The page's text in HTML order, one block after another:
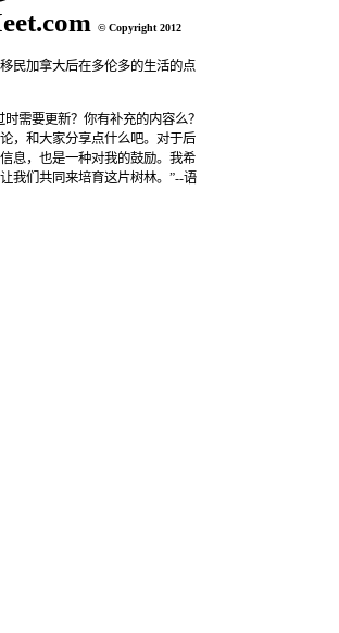
© Copyright 2012
民加拿大后在多伦多的生活的点
需要更新？你有补充的内容么？
，和大家分享点什么吧。对于后
息，也是一种对我的鼓励。我希
我们共同来培育这片树林。”--语